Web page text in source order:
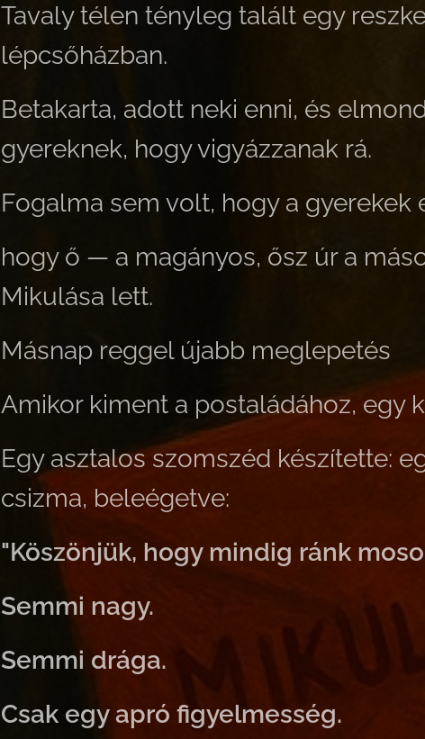
Tavaly télen tényleg talált egy
lépcsőházban.
Betakarta, adott neki enni, és
gyereknek, hogy vigyázzanak rá.
Fogalma sem volt, hogy a gyerekek
hogy ő — a magányos, ősz úr a
Mikulása lett.
Másnap reggel újabb meglepetés
Amikor kiment a postaládához, egy
Egy asztalos szomszéd készítette:
csizma, beleégetve:
"Köszönjük, hogy mindig ránk
Semmi nagy.
Semmi drága.
Csak egy apró figyelmesség.